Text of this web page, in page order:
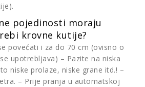
pojedinosti moraju
krovne kutije?
povećati i za do 70 cm (ovisno o
upotrebljava) – Pazite na niska
niske prolaze, niske grane itd.! –
– Prije pranja u automatskoj